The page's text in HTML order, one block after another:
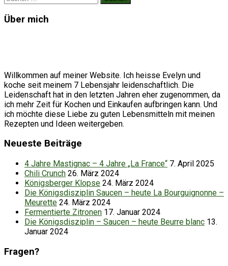
Über mich
Willkommen auf meiner Website. Ich heisse Evelyn und
koche seit meinem 7 Lebensjahr leidenschaftlich. Die
Leidenschaft hat in den letzten Jahren eher zugenommen, da
ich mehr Zeit für Kochen und Einkaufen aufbringen kann. Und
ich möchte diese Liebe zu guten Lebensmitteln mit meinen
Rezepten und Ideen weitergeben.
Neueste Beiträge
4 Jahre Mastignac – 4 Jahre „La France“ 7. April 2025
Chili Crunch 26. März 2024
Königsberger Klopse 24. März 2024
Die Königsdisziplin Saucen – heute La Bourguignonne –
Meurette 24. März 2024
Fermentierte Zitronen 17. Januar 2024
Die Königsdisziplin – Saucen – heute Beurre blanc 13.
Januar 2024
Fragen?